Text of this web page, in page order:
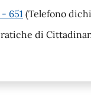
651 (Telefono
di